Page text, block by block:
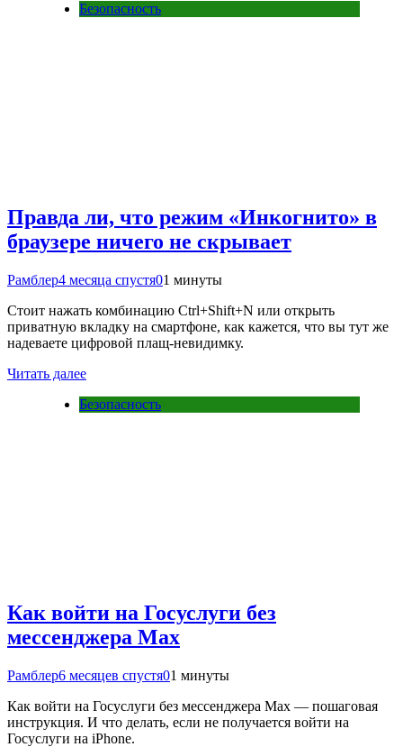
Безопасность
Правда ли, что режим «Инкогнито» в
браузере ничего не скрывает
Рамблер4 месяца спустя01 минуты
Стоит нажать комбинацию Ctrl+Shift+N или открыть
приватную вкладку на смартфоне, как кажется, что вы тут же
надеваете цифровой плащ-невидимку.
Читать далее
Безопасность
Как войти на Госуслуги без
мессенджера Max
Рамблер6 месяцев спустя01 минуты
Как войти на Госуслуги без мессенджера Max — пошаговая
инструкция. И что делать, если не получается войти на
Госуслуги на iPhone.